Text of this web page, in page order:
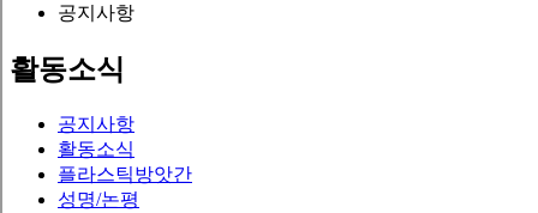
공지사항
활동소식
공지사항
활동소식
플라스틱방앗간
성명/논평